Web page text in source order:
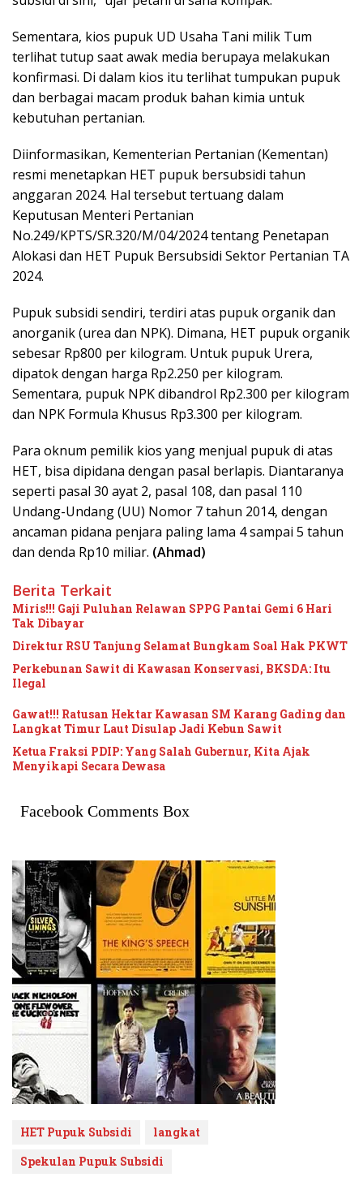
Sementara, kios pupuk UD Usaha Tani milik Tum
terlihat tutup saat awak media berupaya melakukan
konfirmasi. Di dalam kios itu terlihat tumpukan pupuk
dan berbagai macam produk bahan kimia untuk
kebutuhan pertanian.
Diinformasikan, Kementerian Pertanian (Kementan)
resmi menetapkan HET pupuk bersubsidi tahun
anggaran 2024. Hal tersebut tertuang dalam
Keputusan Menteri Pertanian
No.249/KPTS/SR.320/M/04/2024 tentang Penetapan
Alokasi dan HET Pupuk Bersubsidi Sektor Pertanian TA
2024.
Pupuk subsidi sendiri, terdiri atas pupuk organik dan
anorganik (urea dan NPK). Dimana, HET pupuk organik
sebesar Rp800 per kilogram. Untuk pupuk Urera,
dipatok dengan harga Rp2.250 per kilogram.
Sementara, pupuk NPK dibandrol Rp2.300 per kilogram
dan NPK Formula Khusus Rp3.300 per kilogram.
Para oknum pemilik kios yang menjual pupuk di atas
HET, bisa dipidana dengan pasal berlapis. Diantaranya
seperti pasal 30 ayat 2, pasal 108, dan pasal 110
Undang-Undang (UU) Nomor 7 tahun 2014, dengan
ancaman pidana penjara paling lama 4 sampai 5 tahun
dan denda Rp10 miliar. (Ahmad)
Berita Terkait
Miris!!! Gaji Puluhan Relawan SPPG Pantai Gemi 6 Hari
Tak Dibayar
Direktur RSU Tanjung Selamat Bungkam Soal Hak PKWT
Perkebunan Sawit di Kawasan Konservasi, BKSDA: Itu
Ilegal
Gawat!!! Ratusan Hektar Kawasan SM Karang Gading dan
Langkat Timur Laut Disulap Jadi Kebun Sawit
Ketua Fraksi PDIP: Yang Salah Gubernur, Kita Ajak
Menyikapi Secara Dewasa
Facebook Comments Box
HET Pupuk Subsidi
langkat
Spekulan Pupuk Subsidi